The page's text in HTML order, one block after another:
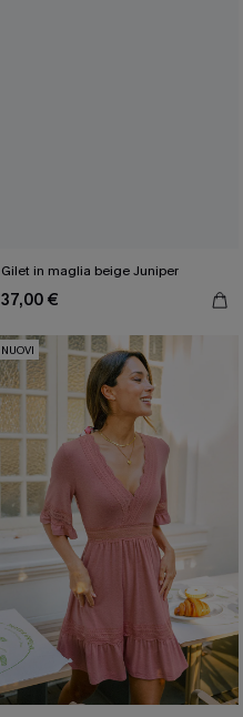
Gilet in maglia beige Juniper
37,00 €
NUOVI